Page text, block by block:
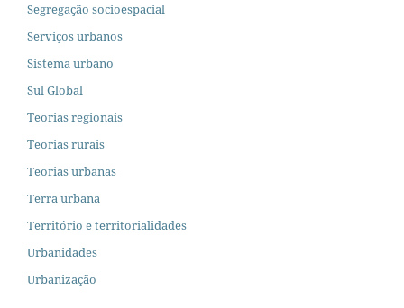
Segregação socioespacial
Serviços urbanos
Sistema urbano
Sul Global
Teorias regionais
Teorias rurais
Teorias urbanas
Terra urbana
Território e territorialidades
Urbanidades
Urbanização